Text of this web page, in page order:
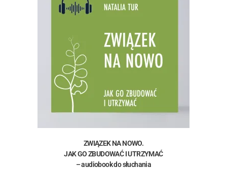
ZWIĄZEK NA NOWO.
JAK GO ZBUDOWAĆ I UTRZYMAĆ
– audiobook do słuchania